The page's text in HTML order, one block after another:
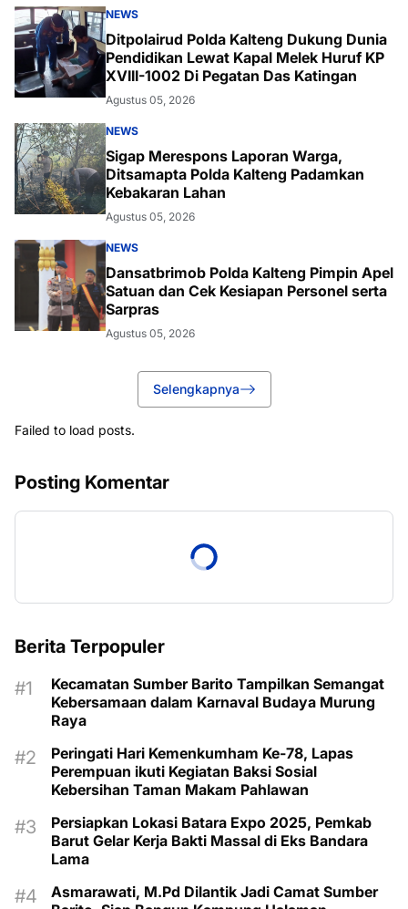
NEWS
Ditpolairud Polda Kalteng Dukung Dunia
Pendidikan Lewat Kapal Melek Huruf KP
XVIII-1002 Di Pegatan Das Katingan
Agustus 05, 2026
NEWS
Sigap Merespons Laporan Warga,
Ditsamapta Polda Kalteng Padamkan
Kebakaran Lahan
Agustus 05, 2026
NEWS
Dansatbrimob Polda Kalteng Pimpin Apel
Satuan dan Cek Kesiapan Personel serta
Sarpras
Agustus 05, 2026
Selengkapnya
Failed to load posts.
Posting Komentar
Berita Terpopuler
Kecamatan Sumber Barito Tampilkan Semangat
Kebersamaan dalam Karnaval Budaya Murung
Raya
Peringati Hari Kemenkumham Ke-78, Lapas
Perempuan ikuti Kegiatan Baksi Sosial
Kebersihan Taman Makam Pahlawan
Persiapkan Lokasi Batara Expo 2025, Pemkab
Barut Gelar Kerja Bakti Massal di Eks Bandara
Lama
Asmarawati, M.Pd Dilantik Jadi Camat Sumber